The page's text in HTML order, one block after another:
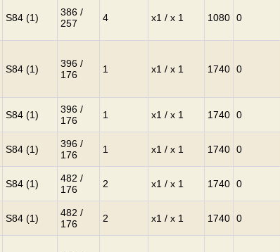
S84 (1)
386 /
257
4 x1 / x 1 1080 0
S84 (1)
396 /
176
1 x1 / x 1 1740 0
S84 (1)
396 /
176
1 x1 / x 1 1740 0
S84 (1)
396 /
176
1 x1 / x 1 1740 0
S84 (1)
482 /
176
2 x1 / x 1 1740 0
S84 (1)
482 /
176
2 x1 / x 1 1740 0